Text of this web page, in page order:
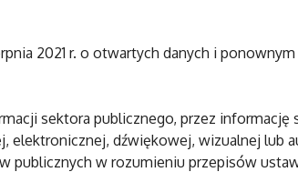
2021 r. o otwartych danych i
sektora publicznego, przez informację
elektronicznej, dźwiękowej, wizualnej lub
w rozumieniu przepisów